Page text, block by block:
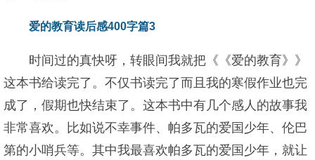
爱的教育读后感400字篇3
时间过的真快呀，转眼间我就把《《爱的教育》》
这本书给读完了。不仅书读完了而且我的寒假作业也完
成了，假期也快结束了。这本书中有几个感人的故事我
非常喜欢。比如说不幸事件、帕多瓦的爱国少年、伦巴
第的小哨兵等。其中我最喜欢帕多瓦的爱国少年，就让